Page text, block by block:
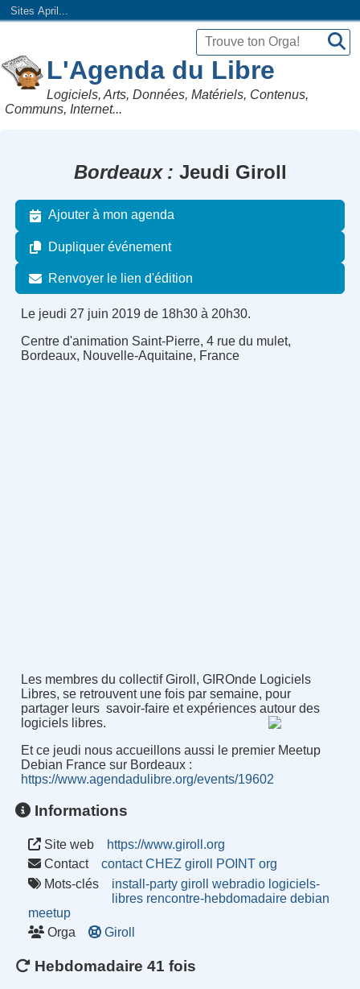
Sites April...
L'Agenda du Libre
Logiciels, Arts, Données, Matériels, Contenus,
Communs, Internet...
Bordeaux Jeudi Giroll
Ajouter à mon agenda
Dupliquer événement
Renvoyer le lien d'édition
Le jeudi 27 juin 2019 de 18h30 à 20h30.
Centre d'animation Saint-Pierre, 4 rue du mulet,
Bordeaux, Nouvelle-Aquitaine, France
Les membres du collectif Giroll, GIROnde Logiciels
Libres, se retrouvent une fois par semaine, pour
partager leurs savoir-faire et expériences autour des
logiciels libres.
Et ce jeudi nous accueillons aussi le premier Meetup
Debian France sur Bordeaux :
https://www.agendadulibre.org/events/19602
Informations
Site web
https://www.giroll.org
Contact
contact CHEZ giroll POINT org
Mots-clés
install-party giroll webradio logiciels-
libres rencontre-hebdomadaire debian
meetup
Orga
Giroll
Hebdomadaire 41 fois